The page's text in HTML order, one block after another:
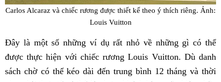
Carlos Alcaraz và chiếc rương được thiết kế theo ý thích riêng. Ảnh:
Louis Vuitton
Đây là một số những ví dụ rất nhỏ về những gì có thể
được thực hiện với chiếc rương Louis Vuitton. Dù danh
sách chờ có thể kéo dài đến trung bình 12 tháng và thời